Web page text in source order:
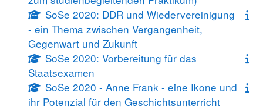
SoSe 2020: DDR und Wiedervereinigung
- ein Thema zwischen Vergangenheit,
Gegenwart und Zukunft
SoSe 2020: Vorbereitung für das
Staatsexamen
SoSe 2020 - Anne Frank - eine Ikone und
ihr Potenzial für den Geschichtsunterricht